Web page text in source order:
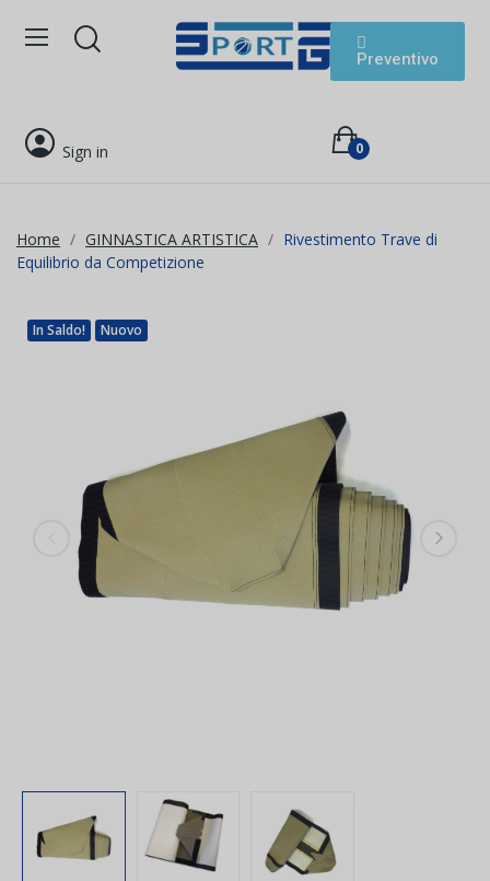
Preventivo
Sign in 0
Home GINNASTICA ARTISTICA
Rivestimento Trave di
Equilibrio da Competizione
In Saldo! Nuovo